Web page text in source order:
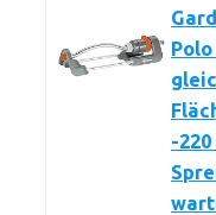
-